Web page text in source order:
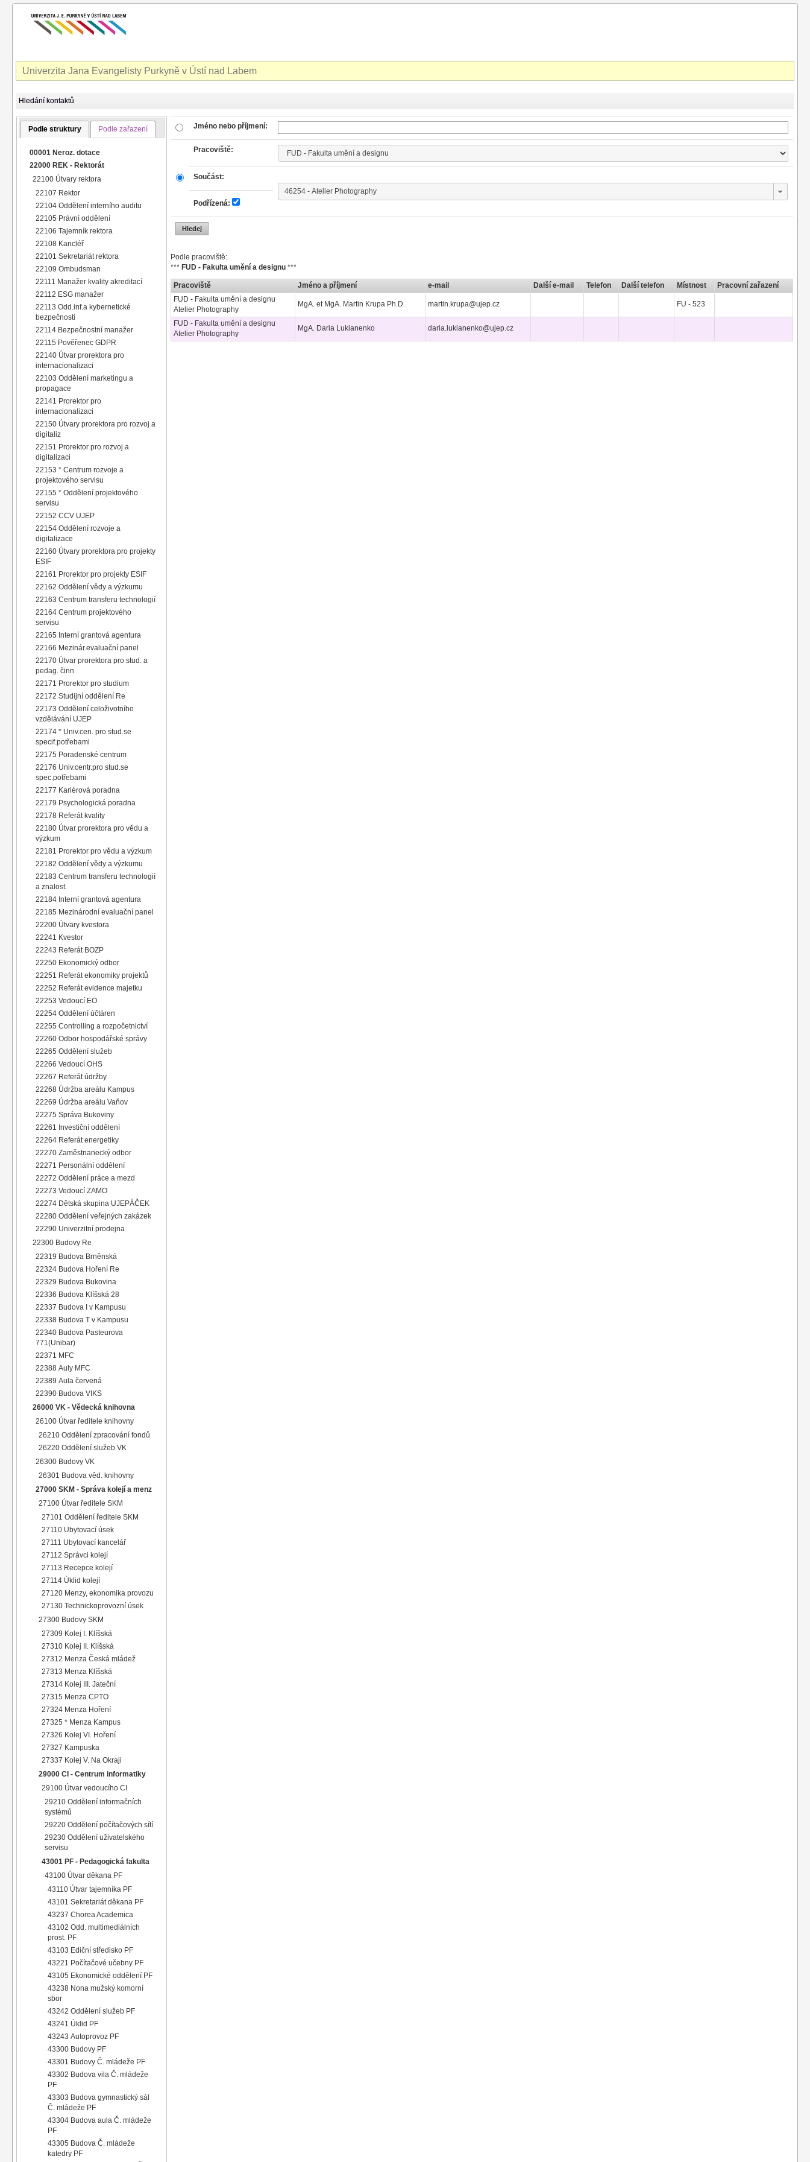
Univerzita Jana Evangelisty Purkyně v Ústí nad Labem
Hledání kontaktů
Podle struktury Podle zařazení
00001 Neroz. dotace
22000 REK - Rektorát
22100 Útvary rektora
22107 Rektor
22104 Oddělení interního auditu
22105 Právní oddělení
22106 Tajemník rektora
22108 Kancléř
22101 Sekretariát rektora
22109 Ombudsman
22111 Manažer kvality akreditací
22112 ESG manažer
22113 Odd.inf.a kybernetické
bezpečnosti
22114 Bezpečnostní manažer
22115 Pověřenec GDPR
22140 Útvar prorektora pro
internacionalizaci
22103 Oddělení marketingu a
propagace
22141 Prorektor pro
internacionalizaci
22150 Útvary prorektora pro rozvoj a
digitaliz
22151 Prorektor pro rozvoj a
digitalizaci
22153 * Centrum rozvoje a
projektového servisu
22155 * Oddělení projektového
servisu
22152 CCV UJEP
22154 Oddělení rozvoje a
digitalizace
22160 Útvary prorektora pro projekty
ESIF
22161 Prorektor pro projekty ESIF
22162 Oddělení vědy a výzkumu
22163 Centrum transferu technologií
22164 Centrum projektového
servisu
22165 Interní grantová agentura
22166 Mezinár.evaluační panel
22170 Útvar prorektora pro stud. a
pedag. činn
22171 Prorektor pro studium
22172 Studijní oddělení Re
22173 Oddělení celoživotního
vzdělávání UJEP
22174 * Univ.cen. pro stud.se
specif.potřebami
22175 Poradenské centrum
22176 Univ.centr.pro stud.se
spec.potřebami
22177 Kariérová poradna
22179 Psychologická poradna
22178 Referát kvality
22180 Útvar prorektora pro vědu a
výzkum
22181 Prorektor pro vědu a výzkum
22182 Oddělení vědy a výzkumu
22183 Centrum transferu technologií
a znalost.
22184 Interní grantová agentura
22185 Mezinárodní evaluační panel
22200 Útvary kvestora
22241 Kvestor
22243 Referát BOZP
22250 Ekonomický odbor
22251 Referát ekonomiky projektů
22252 Referát evidence majetku
22253 Vedoucí EO
22254 Oddělení účtáren
22255 Controlling a rozpočetnictví
22260 Odbor hospodářské správy
22265 Oddělení služeb
22266 Vedoucí OHS
22267 Referát údržby
22268 Údržba areálu Kampus
22269 Údržba areálu Vaňov
22275 Správa Bukoviny
22261 Investiční oddělení
22264 Referát energetiky
22270 Zaměstnanecký odbor
22271 Personální oddělení
22272 Oddělení práce a mezd
22273 Vedoucí ZAMO
22274 Dětská skupina UJEPÁČEK
22280 Oddělení veřejných zakázek
22290 Univerzitní prodejna
22300 Budovy Re
22319 Budova Brněnská
22324 Budova Hoření Re
22329 Budova Bukovina
22336 Budova Klíšská 28
22337 Budova I v Kampusu
22338 Budova T v Kampusu
22340 Budova Pasteurova
771(Unibar)
22371 MFC
22388 Auly MFC
22389 Aula červená
22390 Budova VIKS
26000 VK - Vědecká knihovna
26100 Útvar ředitele knihovny
26210 Oddělení zpracování fondů
26220 Oddělení služeb VK
26300 Budovy VK
26301 Budova věd. knihovny
27000 SKM - Správa kolejí a menz
27100 Útvar ředitele SKM
27101 Oddělení ředitele SKM
27110 Ubytovací úsek
27111 Ubytovací kancelář
27112 Správci kolejí
27113 Recepce kolejí
27114 Úklid kolejí
27120 Menzy, ekonomika provozu
27130 Technickoprovozní úsek
27300 Budovy SKM
27309 Kolej I. Klíšská
27310 Kolej II. Klíšská
27312 Menza Česká mládež
27313 Menza Klíšská
27314 Kolej III. Jateční
27315 Menza CPTO
27324 Menza Hoření
27325 * Menza Kampus
27326 Kolej VI. Hoření
27327 Kampuska
27337 Kolej V. Na Okraji
29000 CI - Centrum informatiky
29100 Útvar vedoucího CI
29210 Oddělení informačních
systémů
29220 Oddělení počítačových sítí
29230 Oddělení uživatelského
servisu
43001 PF - Pedagogická fakulta
43100 Útvar děkana PF
43110 Útvar tajemníka PF
43101 Sekretariát děkana PF
43237 Chorea Academica
43102 Odd. multimediálních
prost. PF
43103 Ediční středisko PF
43221 Počítačové učebny PF
43105 Ekonomické oddělení PF
43238 Nona mužský komorní
sbor
43242 Oddělení služeb PF
43241 Úklid PF
43243 Autoprovoz PF
43300 Budovy PF
43301 Budovy Č. mládeže PF
43302 Budova vila Č. mládeže
PF
43303 Budova gymnastický sál
Č. mládeže PF
43304 Budova aula Č. mládeže
PF
43305 Budova Č. mládeže
katedry PF
Jméno nebo příjmení:
Pracoviště:
Součást:
Podřízená:
Podle pracoviště:
*** FUD - Fakulta umění a designu ***
Pracoviště Jméno a příjmení e-mail Další e-mail Telefon Další telefon Místnost
Pracovní zařazení
FUD - Fakulta umění a designu
Atelier Photography
MgA. et MgA. Martin Krupa Ph.D. martin.krupa@ujep.cz FU - 523
FUD - Fakulta umění a designu
Atelier Photography
MgA. Daria Lukianenko daria.lukianenko@ujep.cz